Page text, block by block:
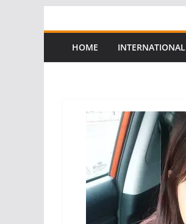
to
contentHOME INTERNATIONAL